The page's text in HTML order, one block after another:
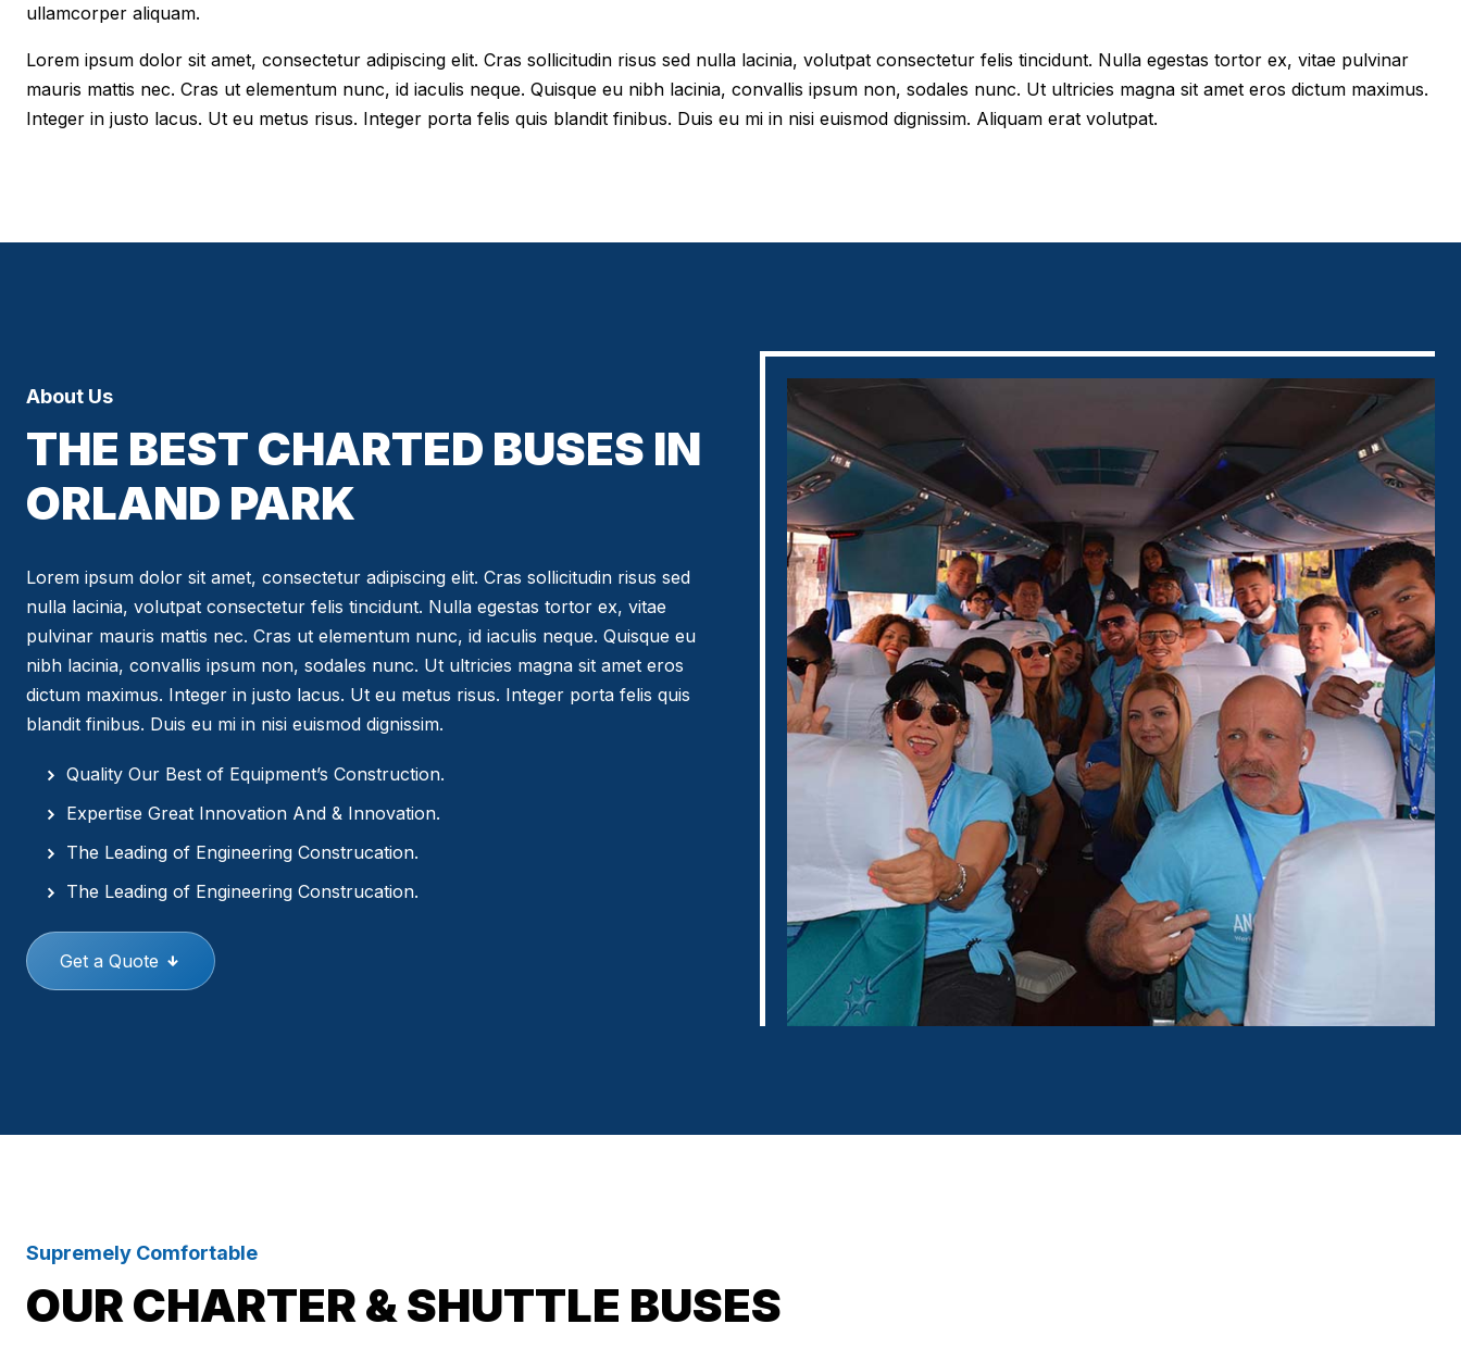
ullamcorper aliquam.
Lorem ipsum dolor sit amet, consectetur adipiscing elit. Cras sollicitudin risus sed nulla lacinia, volutpat consectetur felis tincidunt. Nulla egestas tortor ex, vitae pulvinar
mauris mattis nec. Cras ut elementum nunc, id iaculis neque. Quisque eu nibh lacinia, convallis ipsum non, sodales nunc. Ut ultricies magna sit amet eros dictum maximus.
Integer in justo lacus. Ut eu metus risus. Integer porta felis quis blandit finibus. Duis eu mi in nisi euismod dignissim. Aliquam erat volutpat.
About Us
THE BEST CHARTED BUSES IN
ORLAND PARK
Lorem ipsum dolor sit amet, consectetur adipiscing elit. Cras sollicitudin risus sed
nulla lacinia, volutpat consectetur felis tincidunt. Nulla egestas tortor ex, vitae
pulvinar mauris mattis nec. Cras ut elementum nunc, id iaculis neque. Quisque eu
nibh lacinia, convallis ipsum non, sodales nunc. Ut ultricies magna sit amet eros
dictum maximus. Integer in justo lacus. Ut eu metus risus. Integer porta felis quis
blandit finibus. Duis eu mi in nisi euismod dignissim.
Quality Our Best of Equipment’s Construction.
Expertise Great Innovation And & Innovation.
The Leading of Engineering Construcation.
The Leading of Engineering Construcation.
Get a Quote
Supremely Comfortable
OUR CHARTER & SHUTTLE BUSES